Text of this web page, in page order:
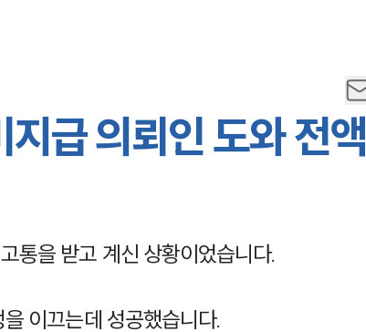
급 의뢰인 도와 전액
통을 받고 계신 상황이었습니다.
이끄는데 성공했습니다.